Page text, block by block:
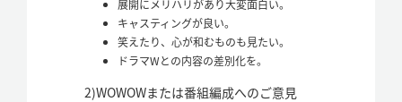
展開にメリハリがあり大変面白い。
キャスティングが良い。
笑えたり、心が和むものも見たい。
ドラマWとの内容の差別化を。
2)WOWOWまたは番組編成へのご意見